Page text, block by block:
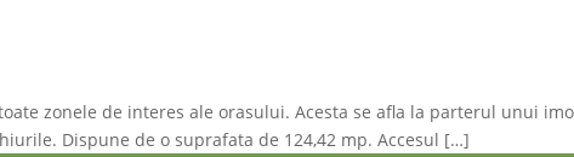
zonele de interes ale orasului. Acesta se afla la parterul unui
Dispune de o suprafata de 124,42 mp. Accesul […]